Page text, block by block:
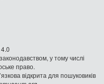
у тому числі
право.
відкрита для пошуковиків